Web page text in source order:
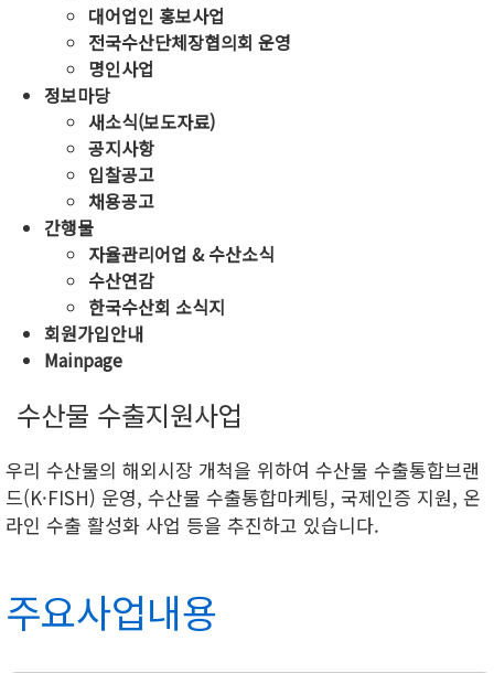
대어업인 홍보사업
전국수산단체장협의회 운영
명인사업
정보마당
새소식(보도자료)
공지사항
입찰공고
채용공고
간행물
자율관리어업 & 수산소식
수산연감
한국수산회 소식지
회원가입안내
Mainpage
수산물 수출지원사업
우리 수산물의 해외시장 개척을 위하여 수산물 수출통합브랜
드(K·FISH) 운영, 수산물 수출통합마케팅, 국제인증 지원, 온
라인 수출 활성화 사업 등을 추진하고 있습니다.
주요사업내용